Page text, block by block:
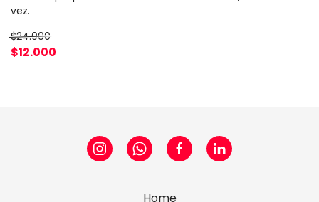
vez.
$24.000
$12.000
Home